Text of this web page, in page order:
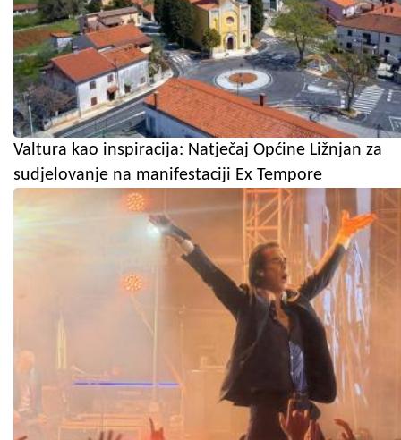
Valtura kao inspiracija: Natječaj Općine Ližnjan za
sudjelovanje na manifestaciji Ex Tempore